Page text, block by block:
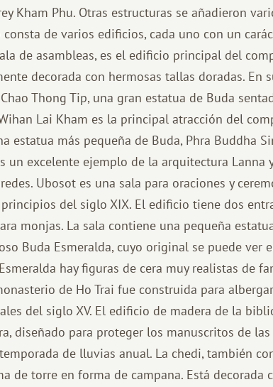
Kham Phu. Otras estructuras se añadieron
de varios edificios, cada uno con un
de asambleas, es el edificio principal del
decorada con hermosas tallas doradas. En
Thong Tip, una gran estatua de Buda
Lai Kham es la principal atracción del
estatua más pequeña de Buda, Phra Buddha
un excelente ejemplo de la arquitectura Lanna
Ubosot es una sala para oraciones y
del siglo XIX. El edificio tiene dos
monjas. La sala contiene una pequeña
Buda Esmeralda, cuyo original se puede ver
hay figuras de cera muy realistas de
de Ho Trai fue construida para albergar
del siglo XV. El edificio de madera de la
diseñado para proteger los manuscritos de las
de lluvias anual. La chedi, también
de torre en forma de campana. Está decorada